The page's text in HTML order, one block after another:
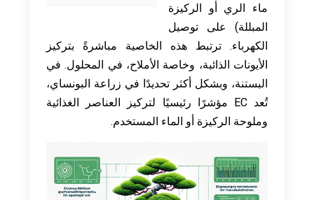
ماء الري أو الركيزة
المبللة) على توصيل
الكهرباء. ترتبط هذه الخاصية مباشرةً بتركيز
الأيونات الذائبة، وخاصة الأملاح، في المحلول. في
البستنة، وبشكل أكثر تحديدًا في زراعة البونساي،
تُعد EC مؤشرًا رئيسيًا لتركيز العناصر الغذائية
وملوحة الركيزة أو الماء المستخدم.